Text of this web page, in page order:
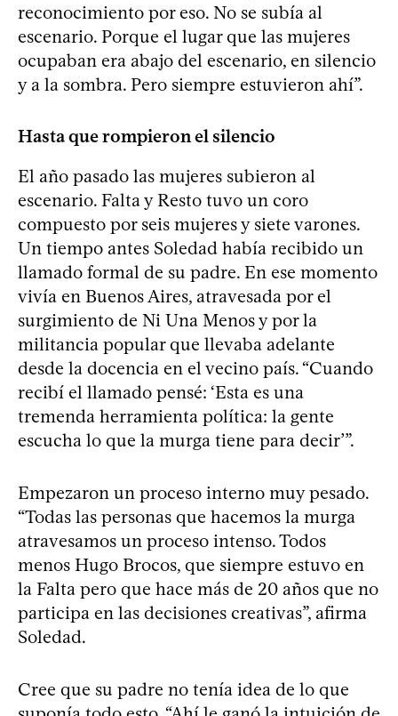
reconocimiento por eso. No se subía al
escenario. Porque el lugar que las mujeres
ocupaban era abajo del escenario, en silencio
y a la sombra. Pero siempre estuvieron ahí”.
Hasta que rompieron el silencio
El año pasado las mujeres subieron al
escenario. Falta y Resto tuvo un coro
compuesto por seis mujeres y siete varones.
Un tiempo antes Soledad había recibido un
llamado formal de su padre. En ese momento
vivía en Buenos Aires, atravesada por el
surgimiento de Ni Una Menos y por la
militancia popular que llevaba adelante
desde la docencia en el vecino país. “Cuando
recibí el llamado pensé: ‘Esta es una
tremenda herramienta política: la gente
escucha lo que la murga tiene para decir’”.
Empezaron un proceso interno muy pesado.
“Todas las personas que hacemos la murga
atravesamos un proceso intenso. Todos
menos Hugo Brocos, que siempre estuvo en
la Falta pero que hace más de 20 años que no
participa en las decisiones creativas”, afirma
Soledad.
Cree que su padre no tenía idea de lo que